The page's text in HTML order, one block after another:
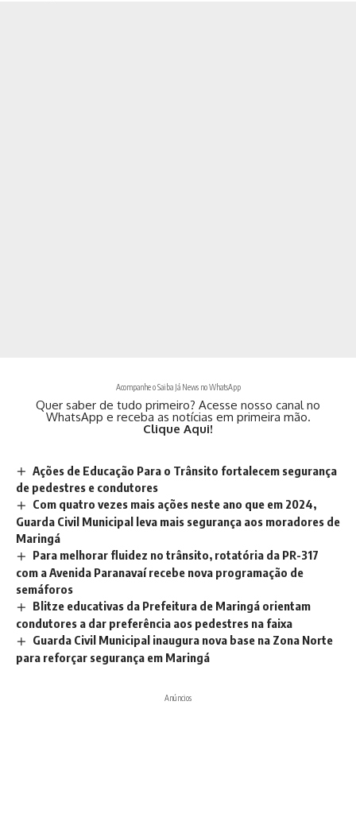
Acompanhe o Saiba Já News no WhatsApp
Quer saber de tudo primeiro? Acesse nosso canal no
WhatsApp e receba as notícias em primeira mão.
Clique Aqui!
Ações de Educação Para o Trânsito fortalecem segurança
de pedestres e condutores
Com quatro vezes mais ações neste ano que em 2024,
Guarda Civil Municipal leva mais segurança aos moradores de
Maringá
Para melhorar fluidez no trânsito, rotatória da PR-317
com a Avenida Paranavaí recebe nova programação de
semáforos
Blitze educativas da Prefeitura de Maringá orientam
condutores a dar preferência aos pedestres na faixa
Guarda Civil Municipal inaugura nova base na Zona Norte
para reforçar segurança em Maringá
Anúncios